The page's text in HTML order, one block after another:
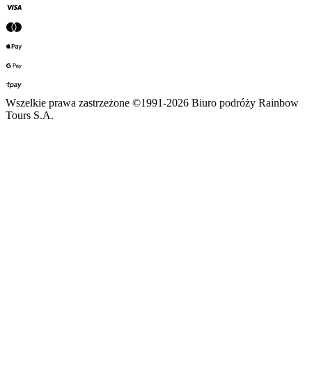
Wszelkie prawa zastrzeżone ©1991-2026 Biuro podróży Rainbow
Tours S.A.